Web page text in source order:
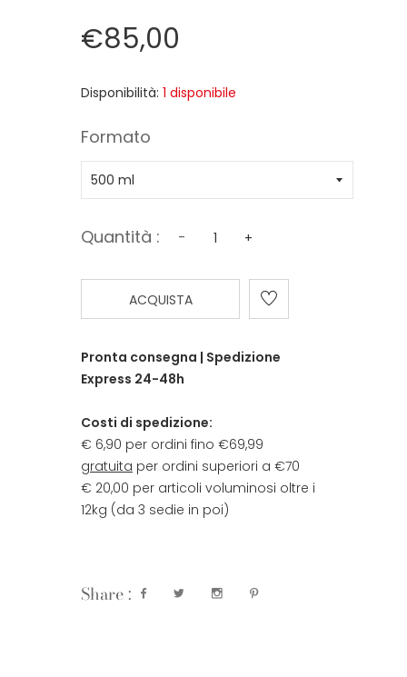
€85,00
Disponibilità: 1 disponibile
Formato
Quantità : - +
ACQUISTA
Pronta consegna | Spedizione
Express 24-48h
Costi di spedizione:
€ 6,90 per ordini fino €69,99
gratuita per ordini superiori a €70
€ 20,00 per articoli voluminosi oltre i
12kg (da 3 sedie in poi)
Share :